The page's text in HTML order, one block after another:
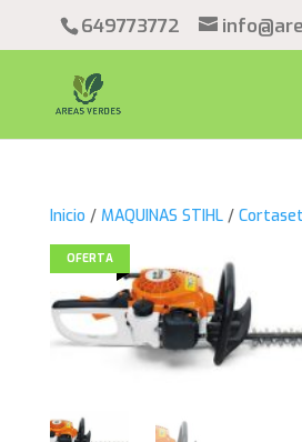
649773772
Inicio / MAQUINAS STIHL/
OFERTA